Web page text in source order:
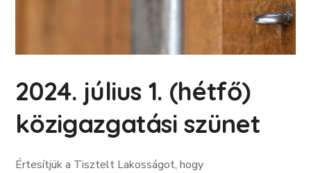
2024. július 1. (hétfő)
közigazgatási szünet
Értesítjük a Tisztelt Lakosságot, hogy